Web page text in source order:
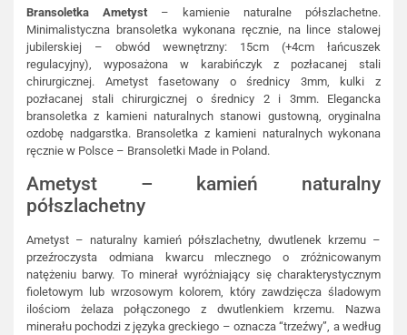
Bransoletka Ametyst – kamienie naturalne półszlachetne.
Minimalistyczna bransoletka wykonana ręcznie, na lince stalowej
jubilerskiej – obwód wewnętrzny: 15cm (+4cm łańcuszek
regulacyjny), wyposażona w karabińczyk z pozłacanej stali
chirurgicznej. Ametyst fasetowany o średnicy 3mm, kulki z
pozłacanej stali chirurgicznej o średnicy 2 i 3mm. Elegancka
bransoletka z kamieni naturalnych stanowi gustowną, oryginalna
ozdobę nadgarstka. Bransoletka z kamieni naturalnych wykonana
ręcznie w Polsce – Bransoletki Made in Poland.
Ametyst – kamień naturalny
półszlachetny
Ametyst – naturalny kamień półszlachetny, dwutlenek krzemu –
przeźroczysta odmiana kwarcu mlecznego o zróżnicowanym
natężeniu barwy. To minerał wyróżniający się charakterystycznym
fioletowym lub wrzosowym kolorem, który zawdzięcza śladowym
ilościom żelaza połączonego z dwutlenkiem krzemu. Nazwa
minerału pochodzi z języka greckiego – oznacza “trzeźwy”, a według